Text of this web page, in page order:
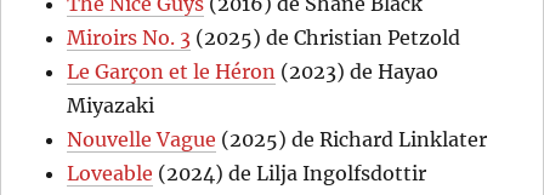
Miroirs No. 3 (2025) de Christian Petzold
Le Garçon et le Héron (2023) de Hayao
Miyazaki
Nouvelle Vague (2025) de Richard Linklater
Loveable (2024) de Lilja Ingolfsdottir